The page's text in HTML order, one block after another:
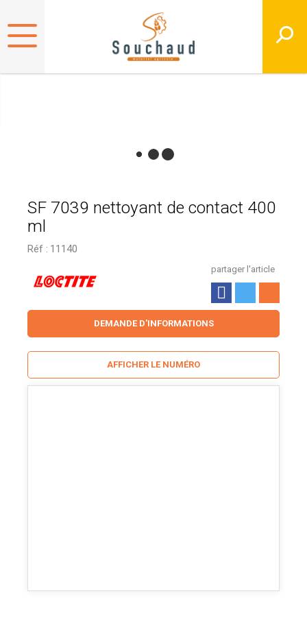
SF 7039 nettoyant de contact 400
ml
Réf : 11140
partager l'article
DEMANDE D'INFORMATIONS
AFFICHER LE NUMÉRO